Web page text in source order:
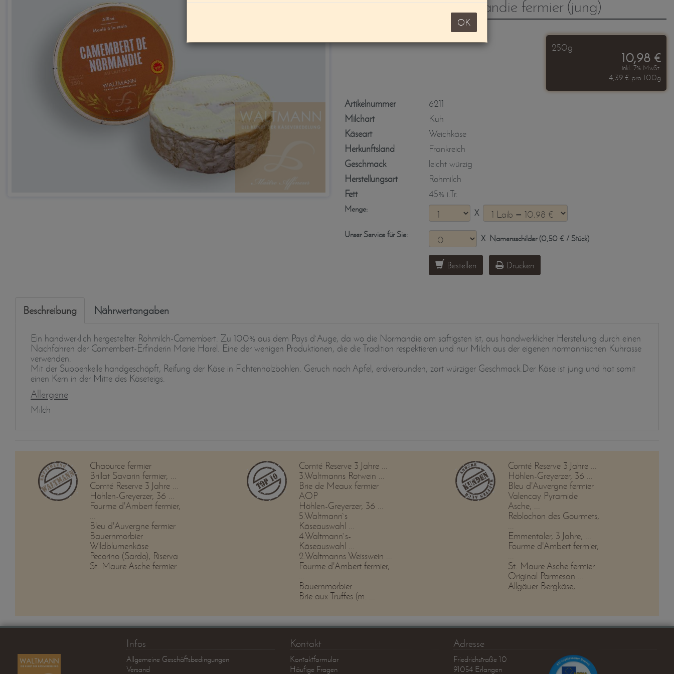
OK
Camembert de Normandie fermier (jung)
250g
10,98 €
inkl. 7% MwSt.
4,39 € pro 100g
Artikelnummer
6211
Milchart
Kuh
Käseart
Weichkäse
Herkunftsland
Frankreich
Geschmack
leicht würzig
Herstellungsart
Rohmilch
Fett
45% i.Tr.
Menge: X
Unser Service für Sie: X Namensschilder (0,50 € / Stück)
Bestellen Drucken
Beschreibung Nährwertangaben
Ein handwerklich hergestellter Rohmilch-Camembert. Zu 100% aus dem Pays d`Auge, da wo die Normandie am saftigsten ist, aus handwerklicher Herstellung durch einen
Nachfahren der Camembert-Erfinderin Marie Harel. Eine der wenigen Produktionen, die die Tradition respektieren und nur Milch aus der eigenen normannischen Kuhrasse
verwenden.
Mit der Suppenkelle handgeschöpft, Reifung der Käse in Fichtenholzbohlen. Geruch nach Apfel, erdverbunden, zart würziger Geschmack.Der Käse ist jung und hat somit
einen Kern in der Mitte des Käseteigs.
Allergene
Milch
Chaource fermier
Brillat Savarin fermier, ...
Comté Reserve 3 Jahre ...
Höhlen-Greyerzer, 36 ...
Fourme d'Ambert fermier,
Bleu d'Auvergne fermier
Bauernmorbier
Wildblumenkäse
Pecorino (Sardo), Riserva
St. Maure Asche fermier
Comté Reserve 3 Jahre ...
3.Waltmanns Rotwein ...
Brie de Meaux fermier
AOP
Höhlen-Greyerzer, 36 ...
5.Waltmann`s
Käseauswahl ...
4.Waltmann`s-
Käseauswahl ...
2.Waltmanns Weisswein ...
Fourme d'Ambert fermier,
Bauernmorbier
Brie aux Truffes (m. ...
Comté Reserve 3 Jahre ...
Höhlen-Greyerzer, 36 ...
Bleu d'Auvergne fermier
Valencay Pyramide
Asche, ...
Reblochon des Gourmets,
Emmentaler, 3 Jahre, ...
Fourme d'Ambert fermier,
St. Maure Asche fermier
Original Parmesan ...
Allgäuer Bergkäse, ...
Infos
Allgemeine Geschäftsbedingungen
Versand
Kontakt
Kontaktformular
Häufige Fragen
Adresse
Friedrichstraße 10
91054 Erlangen